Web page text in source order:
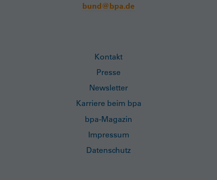
bund@bpa.de
Kontakt
Presse
Newsletter
Karriere beim bpa
bpa-Magazin
Impressum
Datenschutz